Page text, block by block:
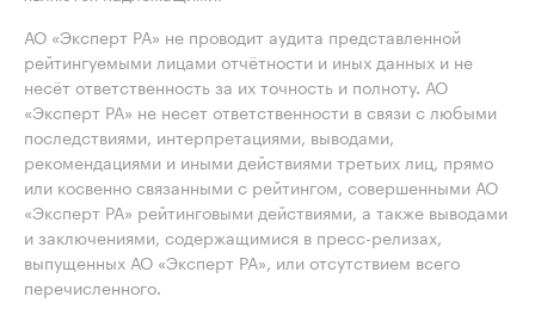
АО «Эксперт РА» не проводит аудита представленной
рейтингуемыми лицами отчётности и иных данных и не
несёт ответственность за их точность и полноту. АО
«Эксперт РА» не несет ответственности в связи с любыми
последствиями, интерпретациями, выводами,
рекомендациями и иными действиями третьих лиц, прямо
или косвенно связанными с рейтингом, совершенными АО
«Эксперт РА» рейтинговыми действиями, а также выводами
и заключениями, содержащимися в пресс-релизах,
выпущенных АО «Эксперт РА», или отсутствием всего
перечисленного.